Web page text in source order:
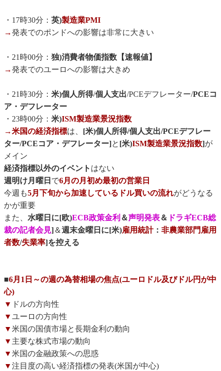
・17時30分： 英)製造業PMI
→発表でのポンドへの影響は非常に大きい
・21時00分： 独)消費者物価指数【速報値】
→発表でのユーロへの影響は大きめ
・21時30分： 米)個人所得/個人支出/PCEデフレーター/PCEコ
ア・デフレーター
・23時00分： 米)ISM製造業景況指数
→米国の経済指標は、 [米)個人所得/個人支出/PCEデフレー
ター/PCEコア・デフレーター]と [米)ISM製造業景況指数]が
メイン
経済指標以外のイベント はない
週明け月曜日 で6月の月初め最初の営業日
今週も5月下旬から加速しているドル買いの流れがどうなる
かが重要
また、 水曜日に[欧)ECB政策金利 ＆声明発表＆ ドラギECB総
裁の記者会見]＆週末金曜日に[米)雇用統計： 非農業部門雇用
者数/失業率]を控える
■6月1日～の週の為替相場の焦点(ユーロドル及びドル円が中
心)
▼ ドルの方向性
▼ユーロの方向性
▼米国の国債市場と長期金利の動向
▼ 主要な株式市場の動向
▼米国の金融政策への思惑
▼注目度の高い経済指標の発表(米国が中心)